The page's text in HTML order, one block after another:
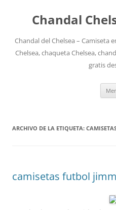
Chandal
Chandal del Chelsea – Camiseta
Chelsea, chaqueta Chelsea,
gratis
ARCHIVO DE LA ETIQUETA:
camisetas futbol